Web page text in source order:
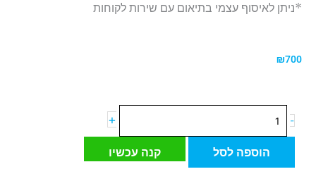
*ניתן לאיסוף עצמי בתיאום עם שירות לקוחות
₪700
-
של
מטבח
+
הוספה לסל קנה עכשיו